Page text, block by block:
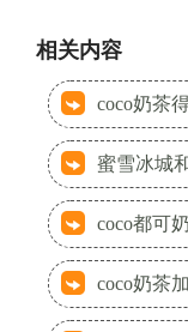
相关内容
coco奶茶
蜜雪冰城
coco都可
coco奶茶